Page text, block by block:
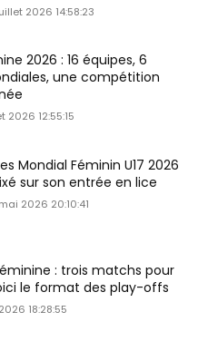
2026 14:58:23
2026 : 16 équipes, 6
une compétition
2026 12:55:15
Mondial Féminin U17 2026
sur son entrée en lice
2026 20:10:41
: trois matchs pour
le format des play-offs
18:28:55